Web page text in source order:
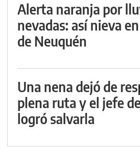
Alerta naranja por
nevadas: así nieva
de Neuquén
Una nena dejó de
plena ruta y el jefe
logró salvarla